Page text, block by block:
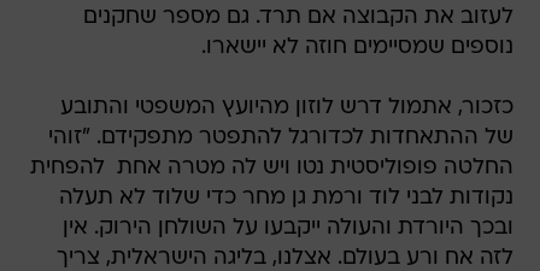
לעזוב את הקבוצה אם תרד. גם מספר שחקנים
נוספים שמסיימים חוזה לא יישארו.
כזכור, אתמול דרש לוזון מהיועץ המשפטי והתובע
של ההתאחדות לכדורגל להתפטר מתפקידם. "זוהי
החלטה פופוליסטית נטו ויש לה מטרה אחת  להפחית
נקודות לבני לוד ורמת גן מחר כדי שלוד לא תעלה
ובכך היורדת והעולה ייקבעו על השולחן הירוק. אין
לזה אח ורע בעולם. אצלנו, בליגה הישראלית, צריך